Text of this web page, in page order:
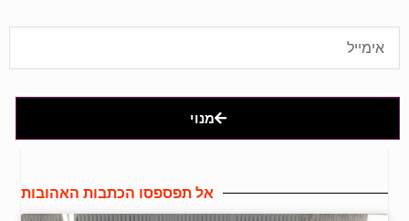
מנוי
אל תפספסו הכתבות האהובות